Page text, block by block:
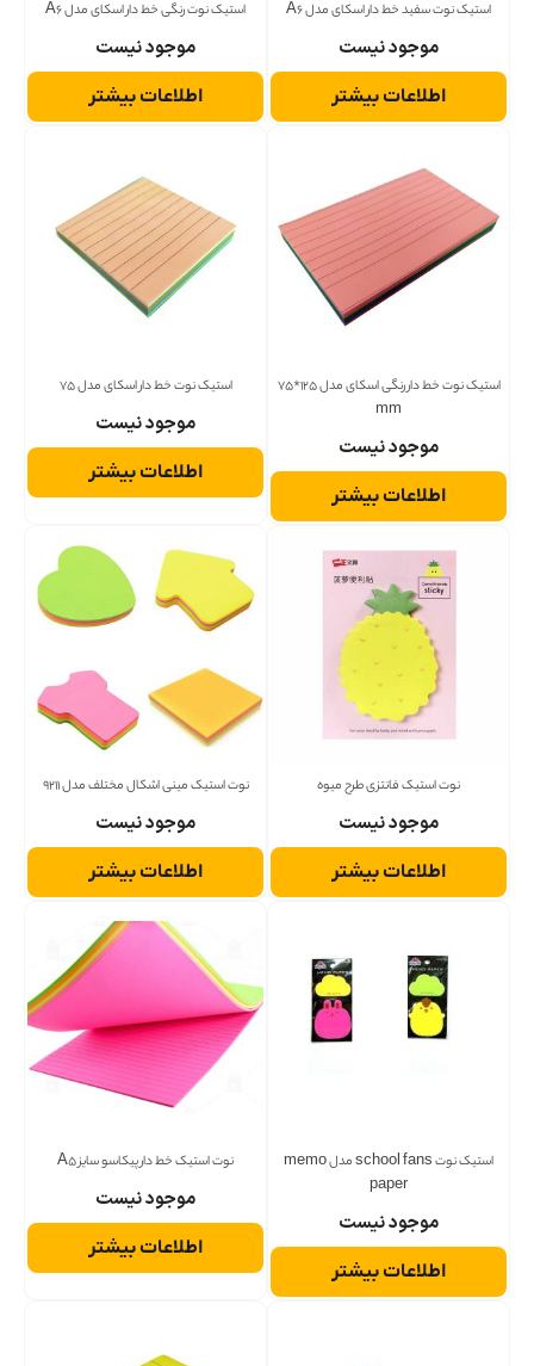
استیک نوت سفید خط دار اسکای مدل A6
موجود نیست
اطلاعات بیشتر
استیک نوت رنگی خط دار اسکای مدل A6
موجود نیست
اطلاعات بیشتر
استیک نوت خط دار رنگی اسکای مدل 125*75
موجود نیست
اطلاعات بیشتر
استیک نوت خط دار اسکای مدل 75
موجود نیست
اطلاعات بیشتر
نوت استیک فانتزی طرح میوه
موجود نیست
اطلاعات بیشتر
نوت استیک مینی اشکال مختلف مدل 9211
موجود نیست
اطلاعات بیشتر
استیک نوت school fans مدل memo
paper
موجود نیست
اطلاعات بیشتر
نوت استیک خط دار پیکاسو سایز A5
موجود نیست
اطلاعات بیشتر